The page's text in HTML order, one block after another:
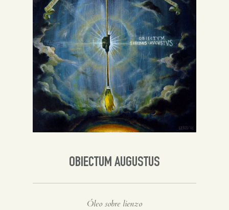
Noticias
Contacto
Español
Inglés
OBIECTUM AUGUSTUS
Óleo sobre lienzo